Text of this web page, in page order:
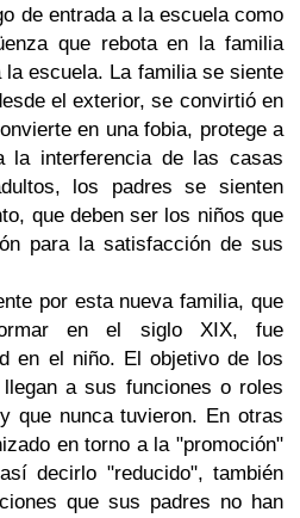
de entrada a la escuela como
que rebota en la familia
escuela. La familia se siente
el exterior, se convirtió en
en una fobia, protege a
la interferencia de las casas
los padres se sienten
que deben ser los niños que
para la satisfacción de sus
por esta nueva familia, que
en el siglo XIX, fue
en el niño. El objetivo de los
a sus funciones o roles
que nunca tuvieron. En otras
en torno a la "promoción"
decirlo "reducido", también
que sus padres no han